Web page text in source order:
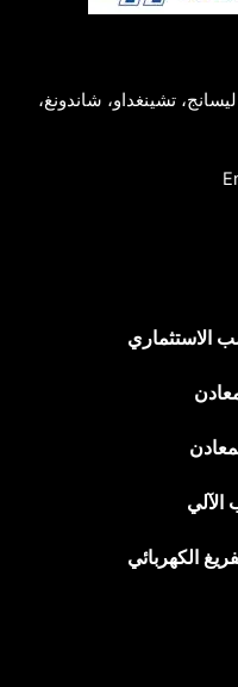
ليسانج، تشينغداو، شاندونغ،
الاستثماري
الآلي
الكهربائي